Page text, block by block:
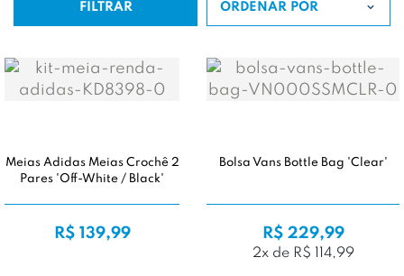
FILTRAR ORDENAR POR
Meias Adidas Meias Crochê 2
Pares 'Off-White / Black'
R$ 139,99
Bolsa Vans Bottle Bag 'Clear'
R$ 229,99
2x de R$ 114,99